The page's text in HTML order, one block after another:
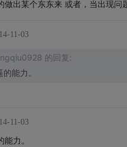
做出某个东东来 或者，当出现
11-03
的回复:
能力。
11-03
力。